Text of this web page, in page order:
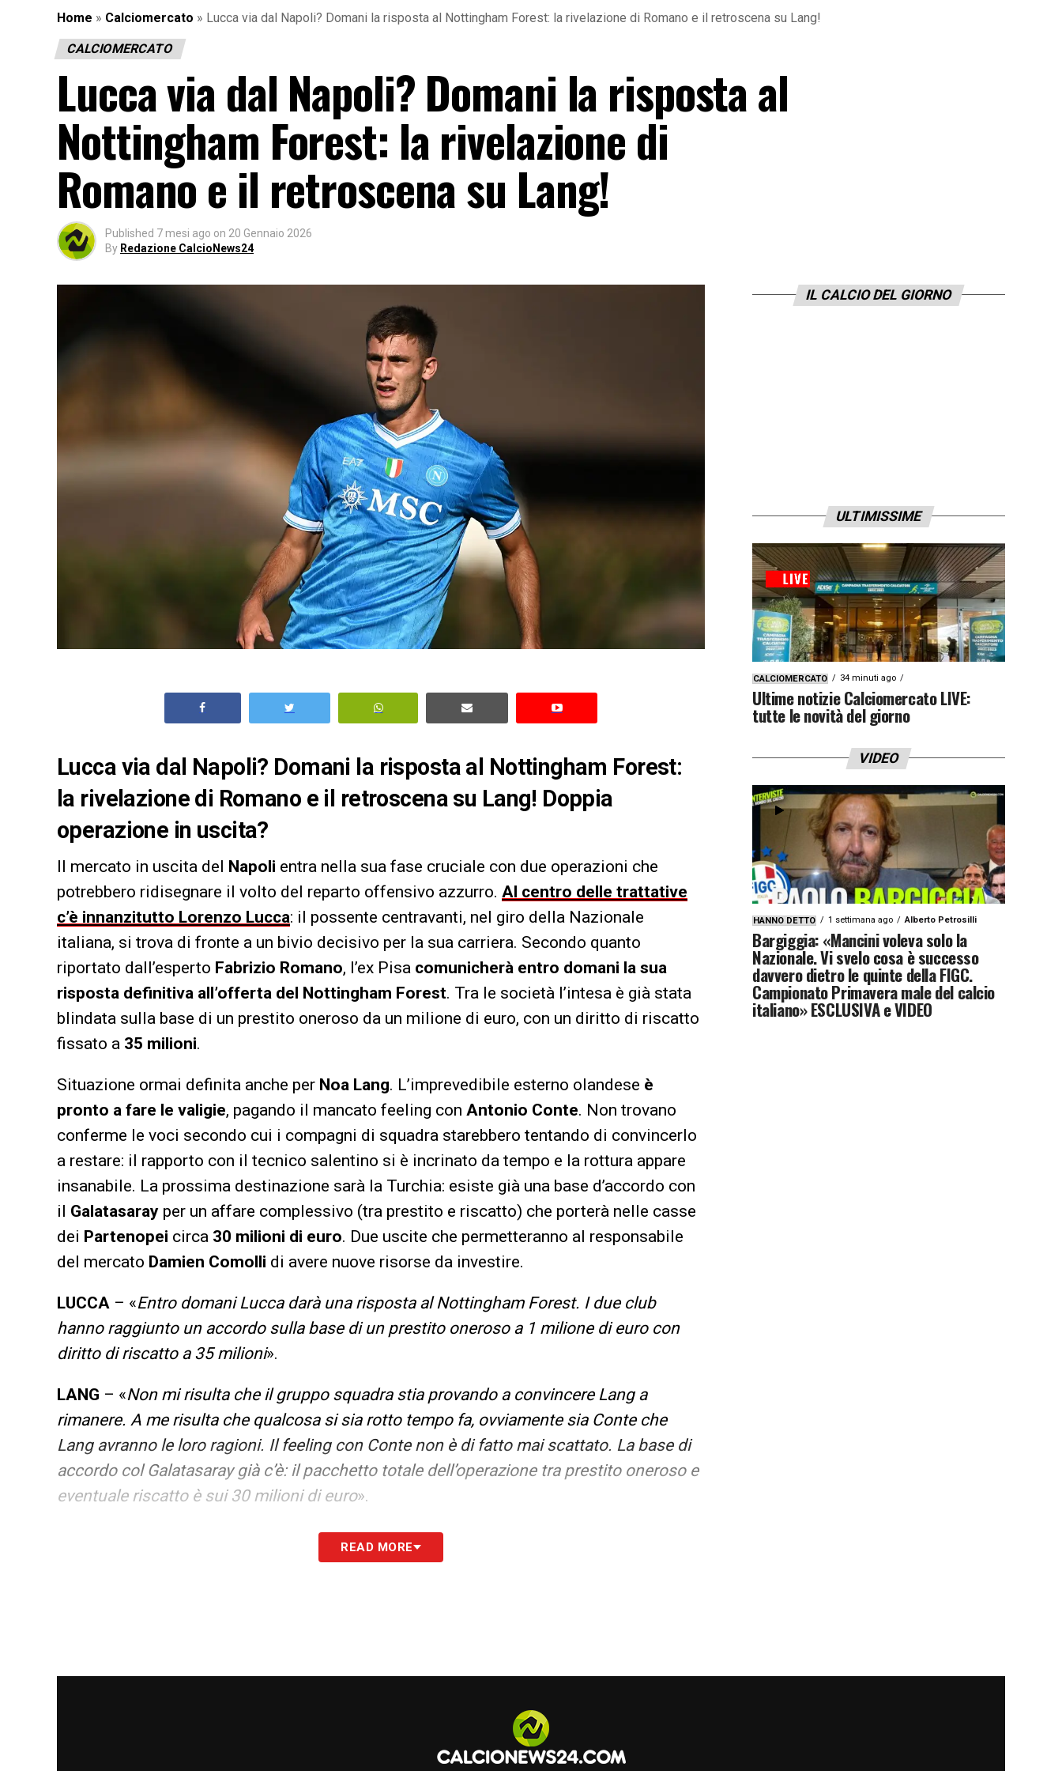
Home » Calciomercato » Lucca via dal Napoli? Domani la risposta al Nottingham Forest: la rivelazione di Romano e il retroscena su Lang!
CALCIOMERCATO
Lucca via dal Napoli? Domani la risposta al
Nottingham Forest: la rivelazione di
Romano e il retroscena su Lang!
Published 7 mesi ago on 20 Gennaio 2026
By Redazione CalcioNews24
Lucca via dal Napoli? Domani la risposta al Nottingham Forest:
la rivelazione di Romano e il retroscena su Lang! Doppia
operazione in uscita?
Il mercato in uscita del Napoli entra nella sua fase cruciale con due operazioni che
potrebbero ridisegnare il volto del reparto offensivo azzurro. Al centro delle trattative
c’è innanzitutto Lorenzo Lucca: il possente centravanti, nel giro della Nazionale
italiana, si trova di fronte a un bivio decisivo per la sua carriera. Secondo quanto
riportato dall’esperto Fabrizio Romano, l’ex Pisa comunicherà entro domani la sua
risposta definitiva all’offerta del Nottingham Forest. Tra le società l’intesa è già stata
blindata sulla base di un prestito oneroso da un milione di euro, con un diritto di riscatto
fissato a 35 milioni.
Situazione ormai definita anche per Noa Lang. L’imprevedibile esterno olandese è
pronto a fare le valigie, pagando il mancato feeling con Antonio Conte. Non trovano
conferme le voci secondo cui i compagni di squadra starebbero tentando di convincerlo
a restare: il rapporto con il tecnico salentino si è incrinato da tempo e la rottura appare
insanabile. La prossima destinazione sarà la Turchia: esiste già una base d’accordo con
il Galatasaray per un affare complessivo (tra prestito e riscatto) che porterà nelle casse
dei Partenopei circa 30 milioni di euro. Due uscite che permetteranno al responsabile
del mercato Damien Comolli di avere nuove risorse da investire.
LUCCA – «Entro domani Lucca darà una risposta al Nottingham Forest. I due club
hanno raggiunto un accordo sulla base di un prestito oneroso a 1 milione di euro con
diritto di riscatto a 35 milioni».
LANG – «Non mi risulta che il gruppo squadra stia provando a convincere Lang a
rimanere. A me risulta che qualcosa si sia rotto tempo fa, ovviamente sia Conte che
Lang avranno le loro ragioni. Il feeling con Conte non è di fatto mai scattato. La base di
accordo col Galatasaray già c’è: il pacchetto totale dell’operazione tra prestito oneroso e
eventuale riscatto è sui 30 milioni di euro».
LA PLAYLIST DELLE NOSTRE TOP NEWSREAD MORE
IL CALCIO DEL GIORNO
ULTIMISSIME
CALCIOMERCATO 34 minuti ago
Ultime notizie Calciomercato LIVE:
tutte le novità del giorno
VIDEO
HANNO DETTO 1 settimana ago Alberto Petrosilli
Bargiggia: «Mancini voleva solo la
Nazionale. Vi svelo cosa è successo
davvero dietro le quinte della FIGC.
Campionato Primavera male del calcio
italiano» ESCLUSIVA e VIDEO